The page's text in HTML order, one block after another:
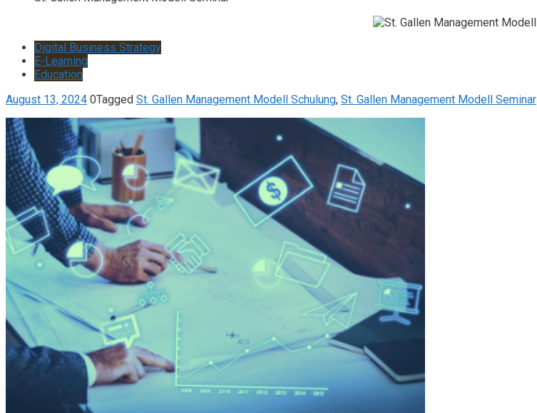
Digital Business Strategy
E-Learning
Education
August 13, 2024 0Tagged St. Gallen Management Modell Schulung, St. Gallen Management Modell Seminar